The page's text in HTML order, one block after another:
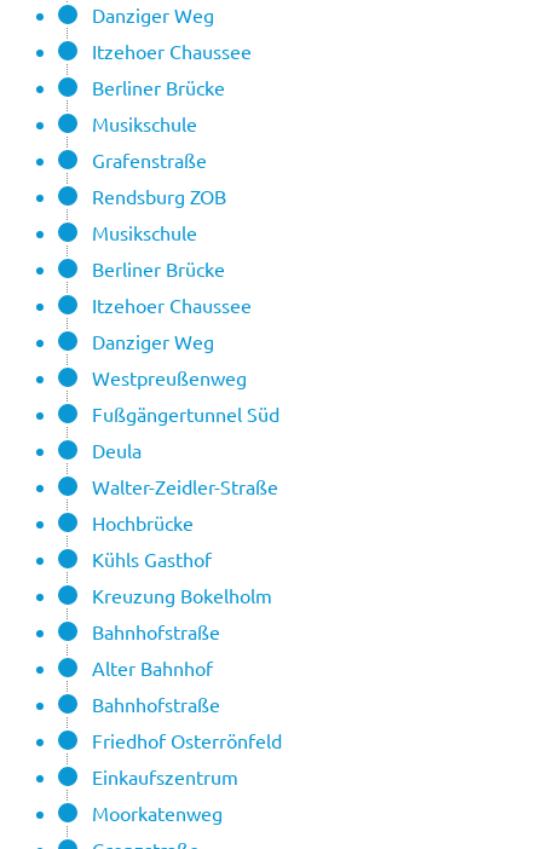
Danziger Weg
Itzehoer Chaussee
Berliner Brücke
Musikschule
Grafenstraße
Rendsburg ZOB
Musikschule
Berliner Brücke
Itzehoer Chaussee
Danziger Weg
Westpreußenweg
Fußgängertunnel Süd
Deula
Walter-Zeidler-Straße
Hochbrücke
Kühls Gasthof
Kreuzung Bokelholm
Bahnhofstraße
Alter Bahnhof
Bahnhofstraße
Friedhof Osterrönfeld
Einkaufszentrum
Moorkatenweg